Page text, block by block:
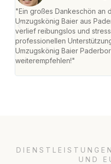
"Ein großes Dankeschön an
Umzugskönig Baier aus
verlief reibungslos und
professionellen
Umzugskönig Baier
weiterempfehlen!"
UND